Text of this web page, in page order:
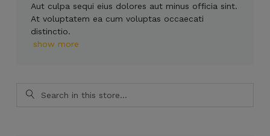
Aut culpa sequi eius dolores aut minus officia sint.
At voluptatem ea cum voluptas occaecati
distinctio.
show more